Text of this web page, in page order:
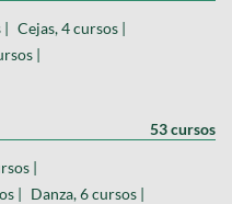
| Cejas, 4 cursos |
|
53 cursos
|
| Danza, 6 cursos |